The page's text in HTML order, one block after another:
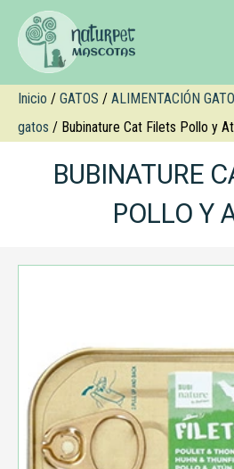
Inicio / GATOS / ALIMENTACIÓN
gatos / Bubinature Cat Filets Pollo y
BUBINATURE
POLLO Y